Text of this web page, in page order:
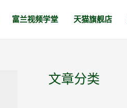
富兰视频学堂 天猫旗舰店
文章分类